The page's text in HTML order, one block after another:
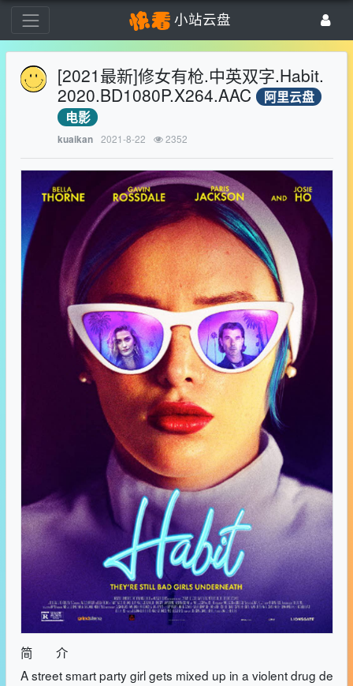
小站云盘
[2021最新]修女有枪.中英双字.Habit.
2020.BD1080P.X264.AAC 阿里云盘
电影
kuaikan 2021-8-22 2352
简 介
A street smart party girl gets mixed up in a violent drug de